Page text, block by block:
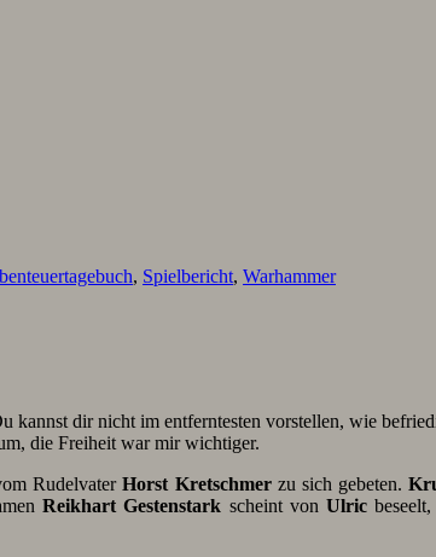
, Spielbericht, Warhammer
kannst dir nicht im entferntesten vorstellen, wie
die Freiheit war mir wichtiger.
RudelvaterHorst Kretschmerzu sich gebeten.
Reikhart Gestenstark scheint von Ulricbeseelt,